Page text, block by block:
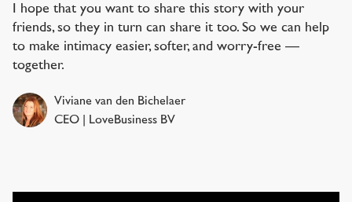
I hope that you want to share this story with your
friends, so they in turn can share it too. So we can help
to make intimacy easier, softer, and worry-free —
together.
Viviane van den Bichelaer
CEO | LoveBusiness BV